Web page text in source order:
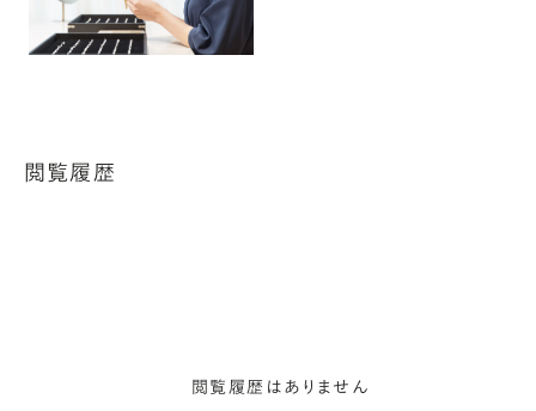
閲覧履歴
閲覧履歴はありません